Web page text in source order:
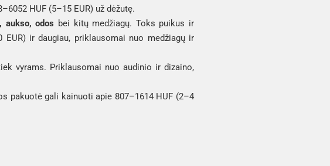
HUF (5–15 EUR) už dėžutę.
aukso, odos bei kitų medžiagų. Toks puikus ir
ir daugiau, priklausomai nuo medžiagų ir
vyrams. Priklausomai nuo audinio ir dizaino,
pakuotė gali kainuoti apie 807–1614 HUF (2–4